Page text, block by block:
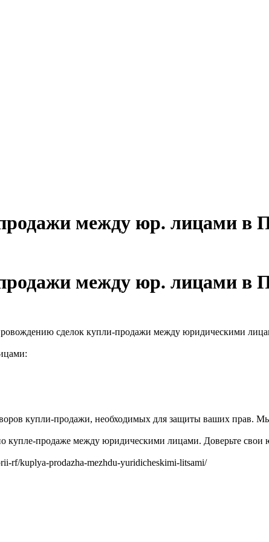
между юр. лицами в
между юр. лицами в
сделок купли-продажи между юридическими
купли-продажи, необходимых для защиты ваших прав.
купле-продаже между юридическими лицами. Доверьте
rf/kuplya-prodazha-mezhdu-yuridicheskimi-litsami/